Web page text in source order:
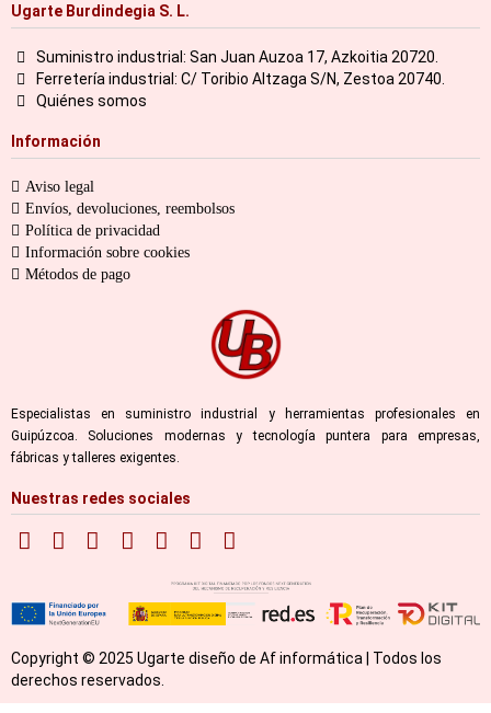
Ugarte Burdindegia S. L.
Suministro industrial: San Juan Auzoa 17, Azkoitia 20720.
Ferretería industrial: C/ Toribio Altzaga S/N, Zestoa 20740.
Quiénes somos
Información
Aviso legal
Envíos, devoluciones, reembolsos
Política de privacidad
Información sobre cookies
Métodos de pago
Especialistas en suministro industrial y herramientas profesionales en
Guipúzcoa. Soluciones modernas y tecnología puntera para empresas,
fábricas y talleres exigentes.
Nuestras redes sociales
Copyright © 2025 Ugarte diseño de Af informática | Todos los
derechos reservados.